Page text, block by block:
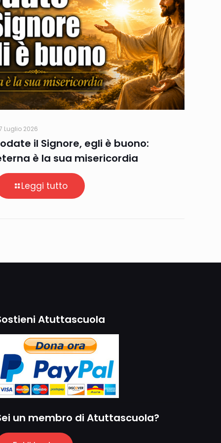
Luglio 2026
il Signore, egli è buono:
è la sua misericordia
Leggi tutto
Atuttascuola
un membro di Atuttascuola?